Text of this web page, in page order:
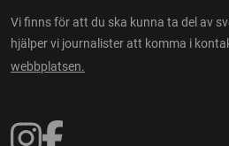
Vi finns för att du ska kunna ta del av
hjälper vi journalister att komma i
webbplatsen.